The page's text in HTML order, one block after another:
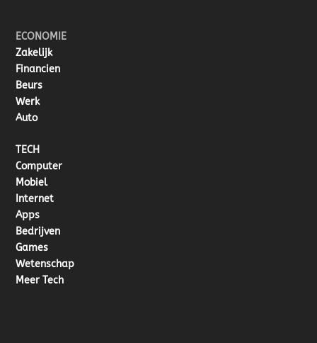
ECONOMIE
Zakelijk
Financien
Beurs
Werk
Auto
TECH
Computer
Mobiel
Internet
Apps
Bedrijven
Games
Wetenschap
Meer Tech